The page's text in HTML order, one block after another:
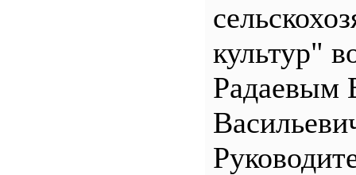
культур"
Радаевым